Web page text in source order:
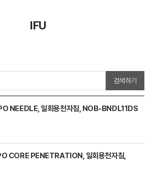
IFU
검색하기
NEEDLE, 일회용천자침, NOB-BNDL11DS
CORE PENETRATION, 일회용천자침,